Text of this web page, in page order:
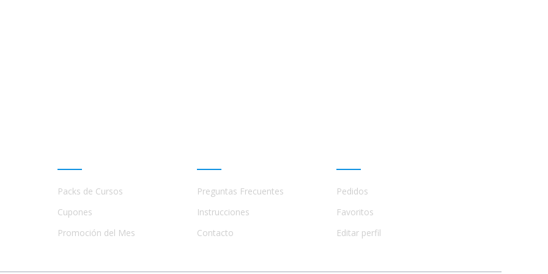
Packs de Cursos
Cupones
Promoción del Mes
Preguntas Frecuentes
Instrucciones
Contacto
Pedidos
Favoritos
Editar perfil